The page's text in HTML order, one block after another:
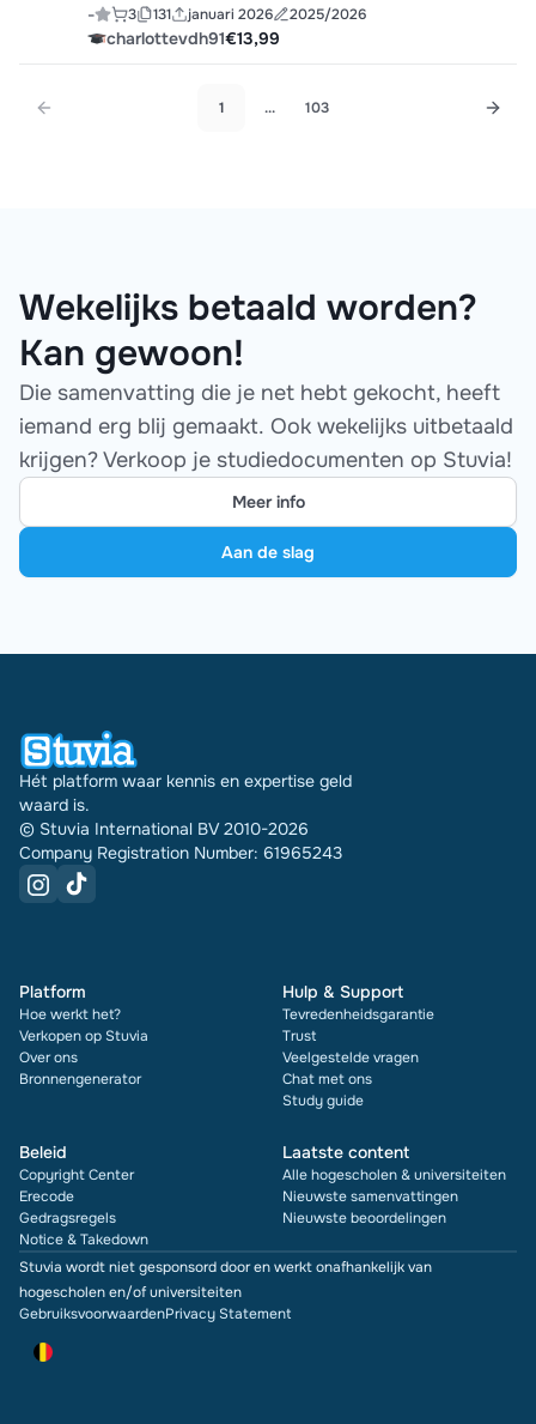
- 3 131 januari 2026 2025/2026
charlottevdh91€13,99
1 ... 103
Wekelijks betaald worden?
Kan gewoon!
Die samenvatting die je net hebt gekocht, heeft
iemand erg blij gemaakt. Ook wekelijks uitbetaald
krijgen? Verkoop je studiedocumenten op Stuvia!
Meer info
Aan de slag
Hét platform waar kennis en expertise geld
waard is.
© Stuvia International BV 2010-2026
Company Registration Number: 61965243
Platform
Hoe werkt het?
Verkopen op Stuvia
Over ons
Bronnengenerator
Hulp & Support
Tevredenheidsgarantie
Trust
Veelgestelde vragen
Chat met ons
Study guide
Beleid
Copyright Center
Erecode
Gedragsregels
Notice & Takedown
Laatste content
Alle hogescholen & universiteiten
Nieuwste samenvattingen
Nieuwste beoordelingen
Stuvia wordt niet gesponsord door en werkt onafhankelijk van
hogescholen en/of universiteiten
GebruiksvoorwaardenPrivacy Statement